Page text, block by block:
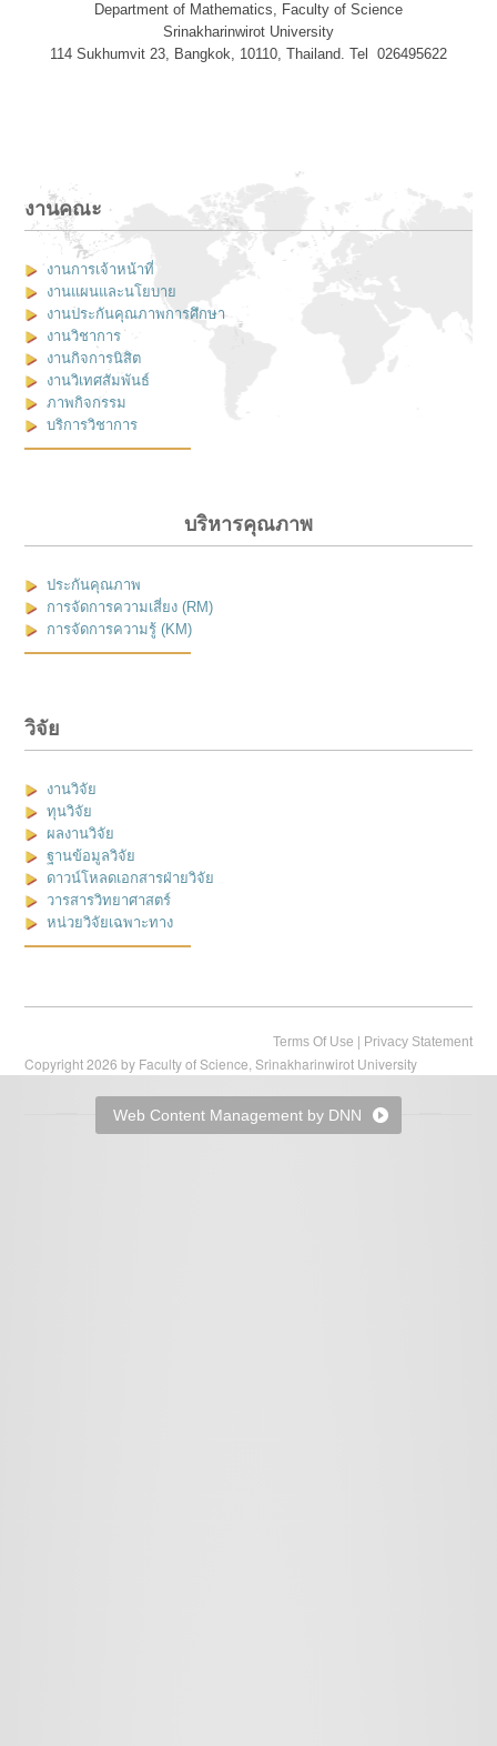
Department of Mathematics, Faculty of Science
Srinakharinwirot University
114 Sukhumvit 23, Bangkok, 10110, Thailand. Tel 026495622
งานคณะ
งานการเจ้าหน้าที่
งานแผนและนโยบาย
งานประกันคุณภาพการศึกษา
งานวิชาการ
งานกิจการนิสิต
งานวิเทศสัมพันธ์
ภาพกิจกรรม
บริการวิชาการ
บริหารคุณภาพ
ประกันคุณภาพ
การจัดการความเสี่ยง (RM)
การจัดการความรู้ (KM)
วิจัย
งานวิจัย
ทุนวิจัย
ผลงานวิจัย
ฐานข้อมูลวิจัย
ดาวน์โหลดเอกสารฝ่ายวิจัย
วารสารวิทยาศาสตร์
หน่วยวิจัยเฉพาะทาง
Terms Of Use | Privacy Statement
Copyright 2026 by Faculty of Science, Srinakharinwirot University
Web Content Management by DNN